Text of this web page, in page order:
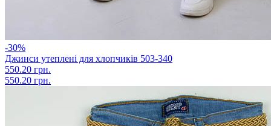
-30%
Джинси утеплені для хлопчиків 503-340
550.20 грн.
550.20 грн.